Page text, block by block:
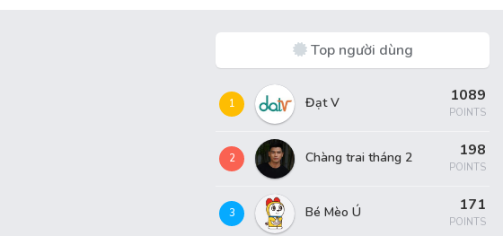
Top người dùng
1 Đạt V 1089
POINTS
2 Chàng trai tháng 2 198
POINTS
3 Bé Mèo Ú 171
POINTS